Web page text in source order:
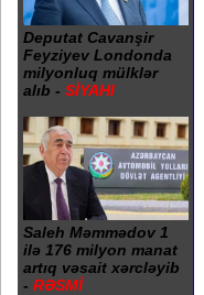
Deputat Cavanşir
Feyziyev Londonda
milyonluq mülklər
alıb - SİYAHI
Saleh Məmmədov 1
ilə 176 milyon manat
artıq vəsait xərcləyib
- RƏSMİ